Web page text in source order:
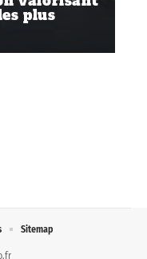
plus
Sitemap